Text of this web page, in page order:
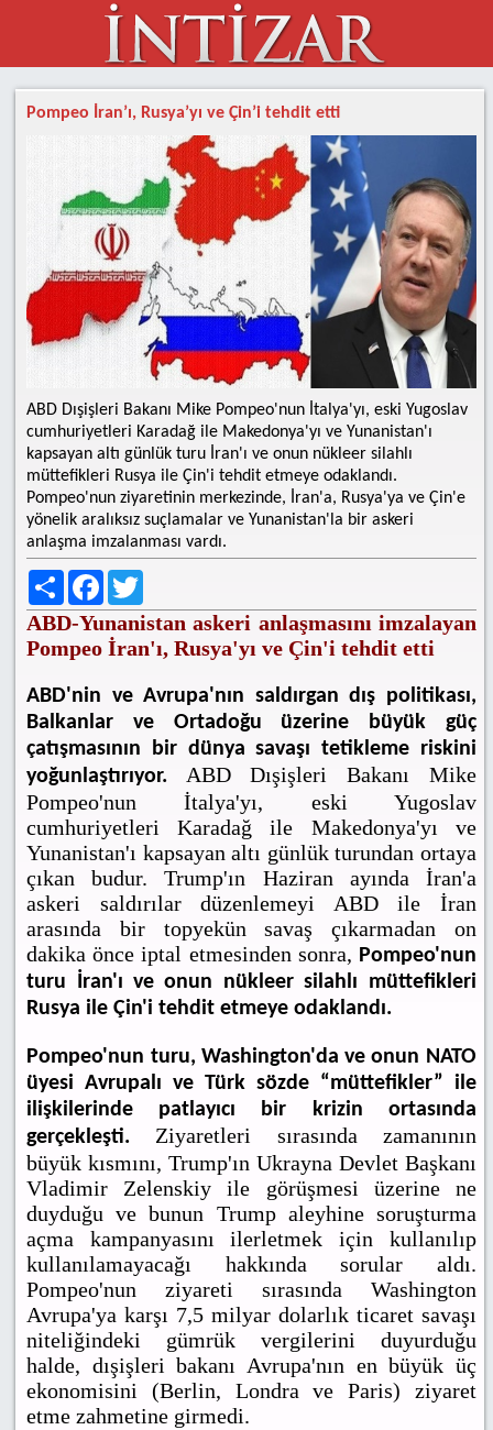
Pompeo İran’ı, Rusya’yı ve Çin’i tehdit etti
ABD Dışişleri Bakanı Mike Pompeo'nun İtalya'yı, eski Yugoslav
cumhuriyetleri Karadağ ile Makedonya'yı ve Yunanistan'ı
kapsayan altı günlük turu İran'ı ve onun nükleer silahlı
müttefikleri Rusya ile Çin'i tehdit etmeye odaklandı.
Pompeo'nun ziyaretinin merkezinde, İran'a, Rusya'ya ve Çin'e
yönelik aralıksız suçlamalar ve Yunanistan'la bir askeri
anlaşma imzalanması vardı.
Share Facebook
ABD-Yunanistan askeri anlaşmasını imzalayan
Pompeo İran'ı, Rusya'yı ve Çin'i tehdit etti
ABD'nin ve Avrupa'nın saldırgan dış politikası,
Balkanlar ve Ortadoğu üzerine büyük güç
çatışmasının bir dünya savaşı tetikleme riskini
yoğunlaştırıyor. ABD Dışişleri Bakanı Mike
Pompeo'nun İtalya'yı, eski Yugoslav
cumhuriyetleri Karadağ ile Makedonya'yı ve
Yunanistan'ı kapsayan altı günlük turundan ortaya
çıkan budur. Trump'ın Haziran ayında İran'a
askeri saldırılar düzenlemeyi ABD ile İran
arasında bir topyekün savaş çıkarmadan on
dakika önce iptal etmesinden sonra, Pompeo'nun
turu İran'ı ve onun nükleer silahlı müttefikleri
Rusya ile Çin'i tehdit etmeye odaklandı.
Pompeo'nun turu, Washington'da ve onun NATO
üyesi Avrupalı ve Türk sözde “müttefikler” ile
ilişkilerinde patlayıcı bir krizin ortasında
gerçekleşti. Ziyaretleri sırasında zamanının
büyük kısmını, Trump'ın Ukrayna Devlet Başkanı
Vladimir Zelenskiy ile görüşmesi üzerine ne
duyduğu ve bunun Trump aleyhine soruşturma
açma kampanyasını ilerletmek için kullanılıp
kullanılamayacağı hakkında sorular aldı.
Pompeo'nun ziyareti sırasında Washington
Avrupa'ya karşı 7,5 milyar dolarlık ticaret savaşı
niteliğindeki gümrük vergilerini duyurduğu
halde, dışişleri bakanı Avrupa'nın en büyük üç
ekonomisini (Berlin, Londra ve Paris) ziyaret
etme zahmetine girmedi.